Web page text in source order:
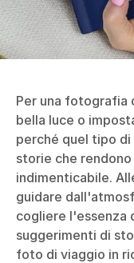
Per una fotografia
bella luce o
perché quel tipo
storie che
indimenticabile.
guidare
cogliere l'essenza
suggerimenti di
foto di viaggio in